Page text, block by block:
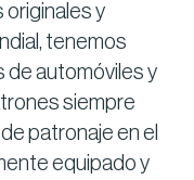
y
tenemos
de automóviles y
siempre
patronaje en el
equipado y